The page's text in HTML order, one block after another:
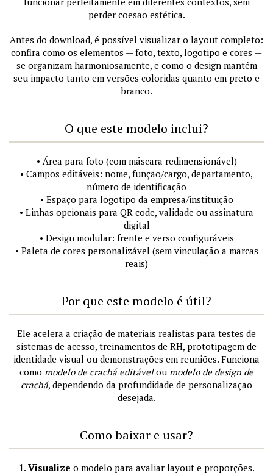
perder coesão estética.
Antes do download, é possível visualizar o layout completo:
confira como os elementos — foto, texto, logotipo e cores —
se organizam harmoniosamente, e como o design mantém
seu impacto tanto em versões coloridas quanto em preto e
branco.
O que este modelo inclui?
• Área para foto (com máscara redimensionável)
• Campos editáveis: nome, função/cargo, departamento,
número de identificação
• Espaço para logotipo da empresa/instituição
• Linhas opcionais para QR code, validade ou assinatura
digital
• Design modular: frente e verso configuráveis
• Paleta de cores personalizável (sem vinculação a marcas
reais)
Por que este modelo é útil?
Ele acelera a criação de materiais realistas para testes de
sistemas de acesso, treinamentos de RH, prototipagem de
identidade visual ou demonstrações em reuniões. Funciona
como modelo de crachá editávelou modelo de design de
crachá, dependendo da profundidade de personalização
desejada.
Como baixar e usar?
1. Visualize o modelo para avaliar layout e proporções.